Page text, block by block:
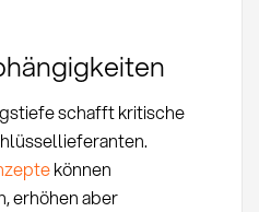
schafft kritische
können
erhöhen aber